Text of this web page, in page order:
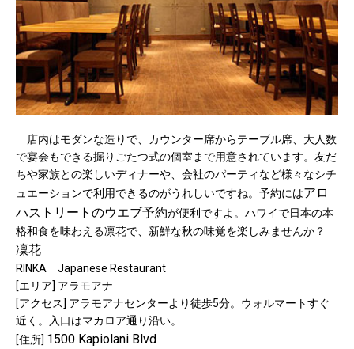
店内はモダンな造りで、カウンター席からテーブル席、大人数
で宴会もできる掘りごたつ式の個室まで用意されています。友だ
ちや家族との楽しいディナーや、会社のパーティなど様々なシチ
ュエーションで利用できるのがうれしいですね。予約にはアロ
ハストリートのウエブ予約が便利ですよ。ハワイで日本の本
格和食を味わえる凛花で、新鮮な秋の味覚を楽しみませんか？
凜花
RINKA Japanese Restaurant
[エリア] アラモアナ
[アクセス] アラモアナセンターより徒歩5分。ウォルマートすぐ
近く。入口はマカロア通り沿い。
[住所] 1500 Kapiolani Blvd